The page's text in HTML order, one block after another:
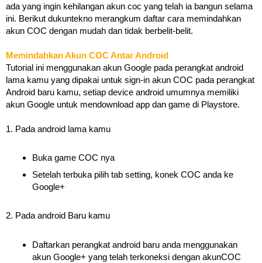
ada yang ingin kehilangan akun coc yang telah ia bangun selama
ini. Berikut dukuntekno merangkum daftar cara memindahkan
akun COC dengan mudah dan tidak berbelit-belit.
Memindahkan Akun COC Antar Android
Tutorial ini menggunakan akun Google pada perangkat android
lama kamu yang dipakai untuk sign-in akun COC pada perangkat
Android baru kamu, setiap device android umumnya memiliki
akun Google untuk mendownload app dan game di Playstore.
1. Pada android lama kamu
Buka game COC nya
Setelah terbuka pilih tab setting, konek COC anda ke
Google+
2. Pada android Baru kamu
Daftarkan perangkat android baru anda menggunakan
akun Google+ yang telah terkoneksi dengan akunCOC